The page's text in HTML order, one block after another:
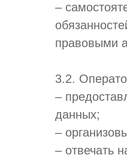
–
правовыми
3.2.
–
данных;
–
– отвечать